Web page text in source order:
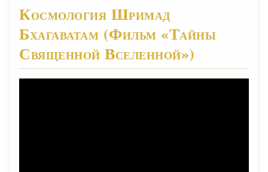
Космология Шримад
Бхагаватам (Фильм «Тайны
Священной Вселенной»)